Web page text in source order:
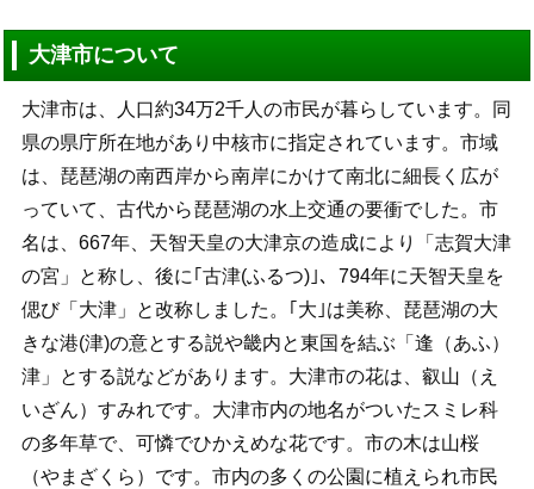
大津市について
大津市は、人口約34万2千人の市民が暮らしています。同
県の県庁所在地があり中核市に指定されています。市域
は、琵琶湖の南西岸から南岸にかけて南北に細長く広が
っていて、古代から琵琶湖の水上交通の要衝でした。市
名は、667年、天智天皇の大津京の造成により「志賀大津
の宮」と称し、後に｢古津(ふるつ)｣、794年に天智天皇を
偲び「大津」と改称しました。｢大｣は美称、琵琶湖の大
きな港(津)の意とする説や畿内と東国を結ぶ「逢（あふ）
津」とする説などがあります。大津市の花は、叡山（え
いざん）すみれです。大津市内の地名がついたスミレ科
の多年草で、可憐でひかえめな花です。市の木は山桜
（やまざくら）です。市内の多くの公園に植えられ市民